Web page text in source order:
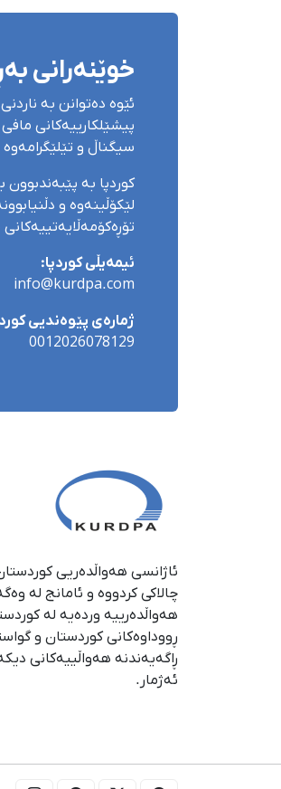
خوێنەرانی
ئێوە دەتوانن بە
پیشێلکارییەکانی
سیگناڵ و
کوردپا بە
لێکۆڵینەوە و
ئیمەیڵی کوردپا:
info@kurdpa.com
ژمارەی پێوەندیی
0012026078129
چالاکی کردووە و ئامانج لە
هەواڵدەرییە وردەیە لە
ڕووداوەكانی كوردستان و
ڕاگەیەندنە هەواڵییەكانی
ئەژمار.